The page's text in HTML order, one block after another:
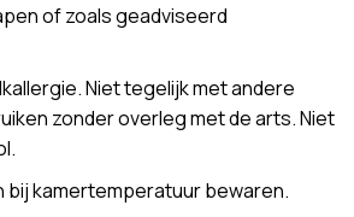
of zoals geadviseerd
Niet tegelijk met andere
zonder overleg met de arts. Niet
kamertemperatuur bewaren.